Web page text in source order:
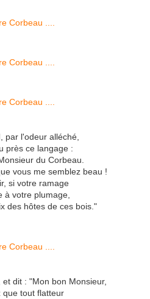
par l'odeur alléché,
près ce langage :
du Corbeau.
vous me semblez beau !
si votre ramage
à votre plumage,
des hôtes de ces bois."
dit : "Mon bon Monsieur,
que tout flatteur